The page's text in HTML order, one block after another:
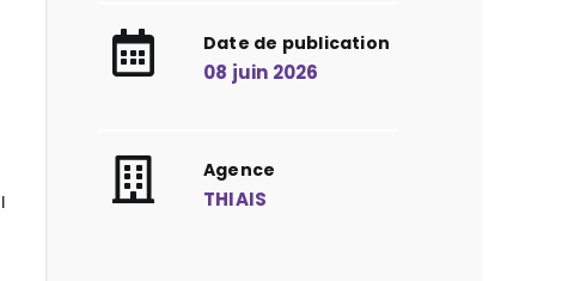
Date de publication
08 juin 2026
Agence
THIAIS